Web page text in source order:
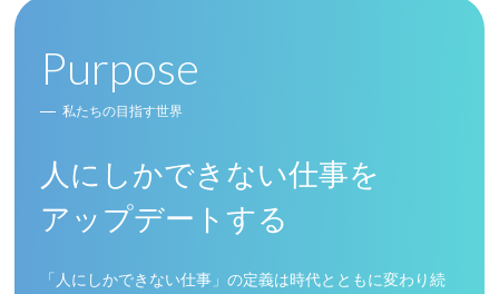
Purpose
私たちの目指す世界
人にしかできない仕事を
アップデートする
「人にしかできない仕事」の定義は時代とともに変わり続